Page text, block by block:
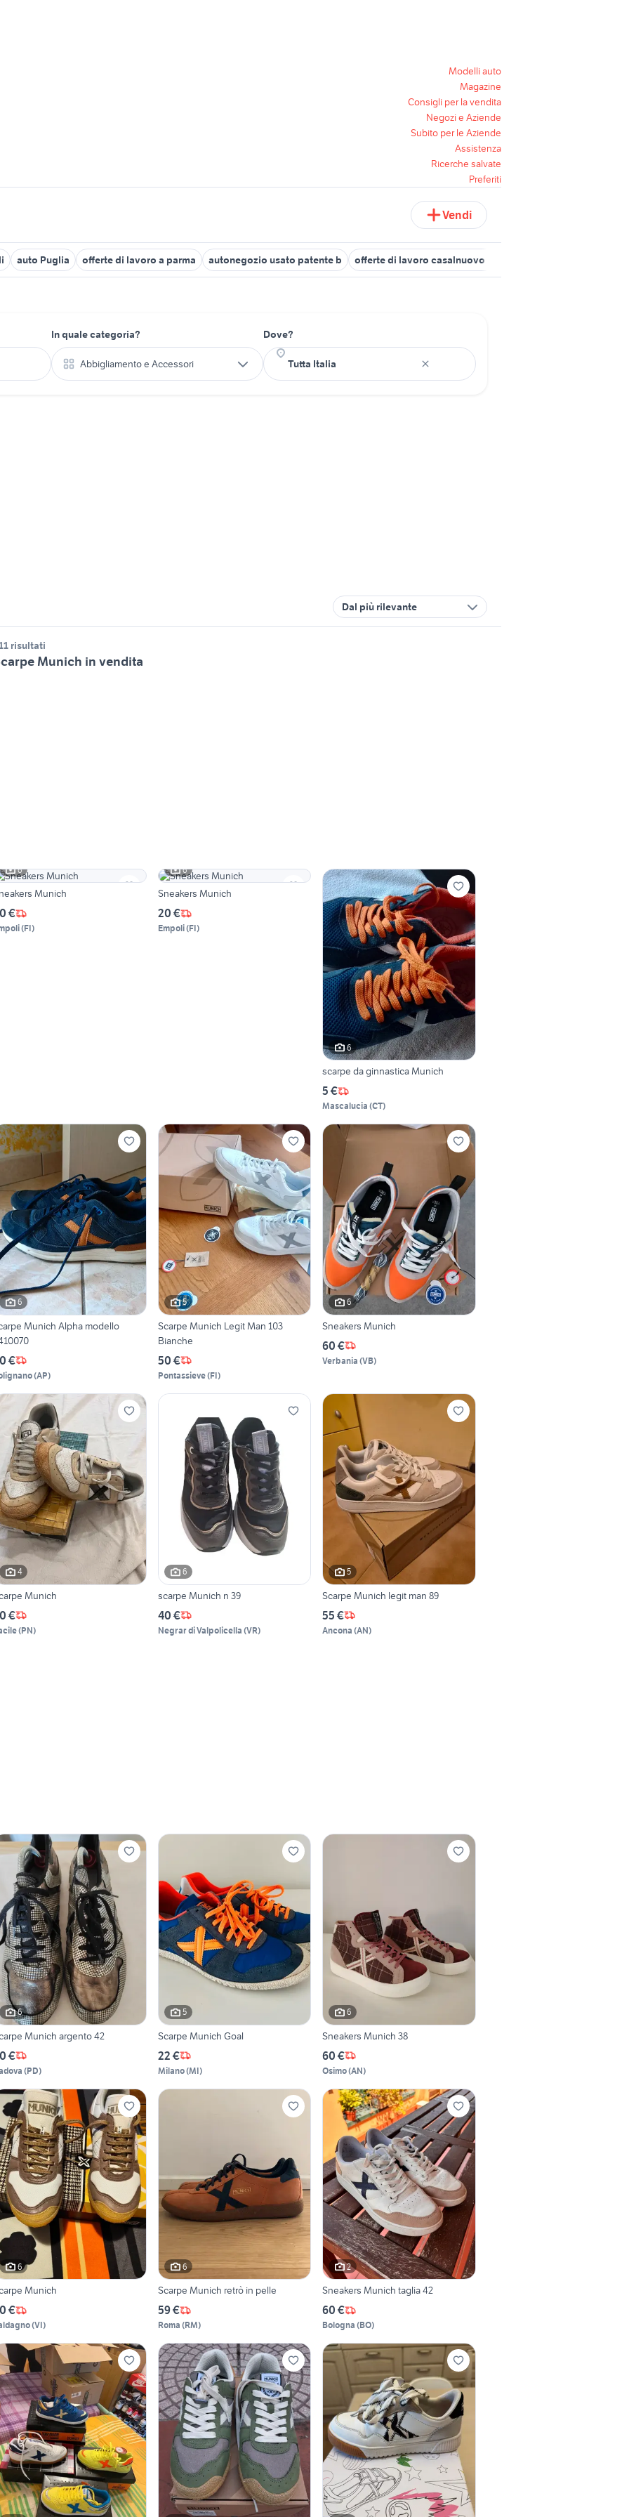
Modelli auto
Magazine
Consigli per la vendita
Negozi e Aziende
Subito per le Aziende
Assistenza
Ricerche salvate
Preferiti
Vendi
auto Puglia offerte di lavoro a parma autonegozio usato patente b offerte di lavoro casalnuovo di napoli
In quale categoria?
Abbigliamento e Accessori
Dove?
Dal più rilevante
risultati
Munich in vendita
6
Munich
€
(FI)
6
Sneakers Munich
20 €
Empoli(FI)
6
scarpe da ginnastica Munich
5 €
Mascalucia (CT)
6
Munich Alpha modello
€
(AP)
5
Scarpe Munich Legit Man 103
Bianche
50 €
Pontassieve(FI)
6
Sneakers Munich
60 €
Verbania (VB)
4
Munich
€
(PN)
6
scarpe Munich n 39
40 €
Negrar di Valpolicella (VR)
5
Scarpe Munich legit man 89
55 €
Ancona (AN)
6
Munich argento 42
€
(PD)
5
Scarpe Munich Goal
22 €
Milano(MI)
6
Sneakers Munich 38
60 €
Osimo(AN)
6
Munich
€
(VI)
6
Scarpe Munich retrò in pelle
59 €
Roma (RM)
2
Sneakers Munich taglia 42
60 €
Bologna (BO)